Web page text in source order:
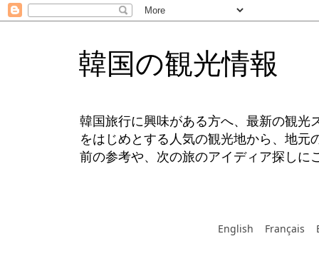
韓国の観光情報
韓国旅行に興味がある方へ、最新の観光
をはじめとする人気の観光地から、地
前の参考や、次の旅のアイディア探しに
English Français